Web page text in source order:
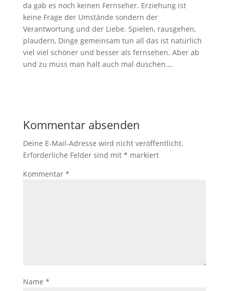
da gab es noch keinen Fernseher. Erziehung ist
keine Frage der Umstände sondern der
Verantwortung und der Liebe. Spielen, rausgehen,
plaudern, Dinge gemeinsam tun all das ist natürlich
viel viel schöner und besser als fernsehen. Aber ab
und zu muss man halt auch mal duschen….
Kommentar absenden
Deine E-Mail-Adresse wird nicht veröffentlicht.
Erforderliche Felder sind mit * markiert
Kommentar *
Name *